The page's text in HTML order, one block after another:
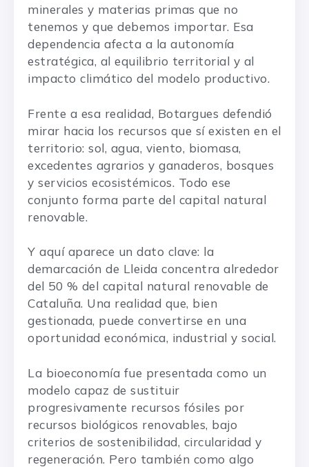
minerales y materias primas que no
tenemos y que debemos importar. Esa
dependencia afecta a la autonomía
estratégica, al equilibrio territorial y al
impacto climático del modelo productivo.
Frente a esa realidad, Botargues defendió
mirar hacia los recursos que sí existen en el
territorio: sol, agua, viento, biomasa,
excedentes agrarios y ganaderos, bosques
y servicios ecosistémicos. Todo ese
conjunto forma parte del capital natural
renovable.
Y aquí aparece un dato clave: la
demarcación de Lleida concentra alrededor
del 50 % del capital natural renovable de
Cataluña. Una realidad que, bien
gestionada, puede convertirse en una
oportunidad económica, industrial y social.
La bioeconomía fue presentada como un
modelo capaz de sustituir
progresivamente recursos fósiles por
recursos biológicos renovables, bajo
criterios de sostenibilidad, circularidad y
regeneración. Pero también como algo